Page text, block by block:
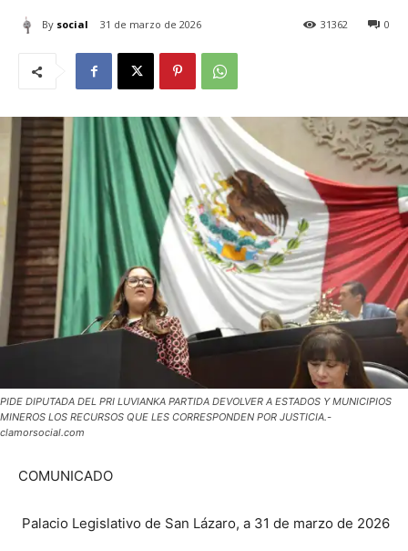
By social 31 de marzo de 2026 0
31362
PIDE DIPUTADA DEL PRI LUVIANKA PARTIDA DEVOLVER A ESTADOS Y MUNICIPIOS
MINEROS LOS RECURSOS QUE LES CORRESPONDEN POR JUSTICIA.-
clamorsocial.com
COMUNICADO
Palacio Legislativo de San Lázaro, a 31 de marzo de 2026